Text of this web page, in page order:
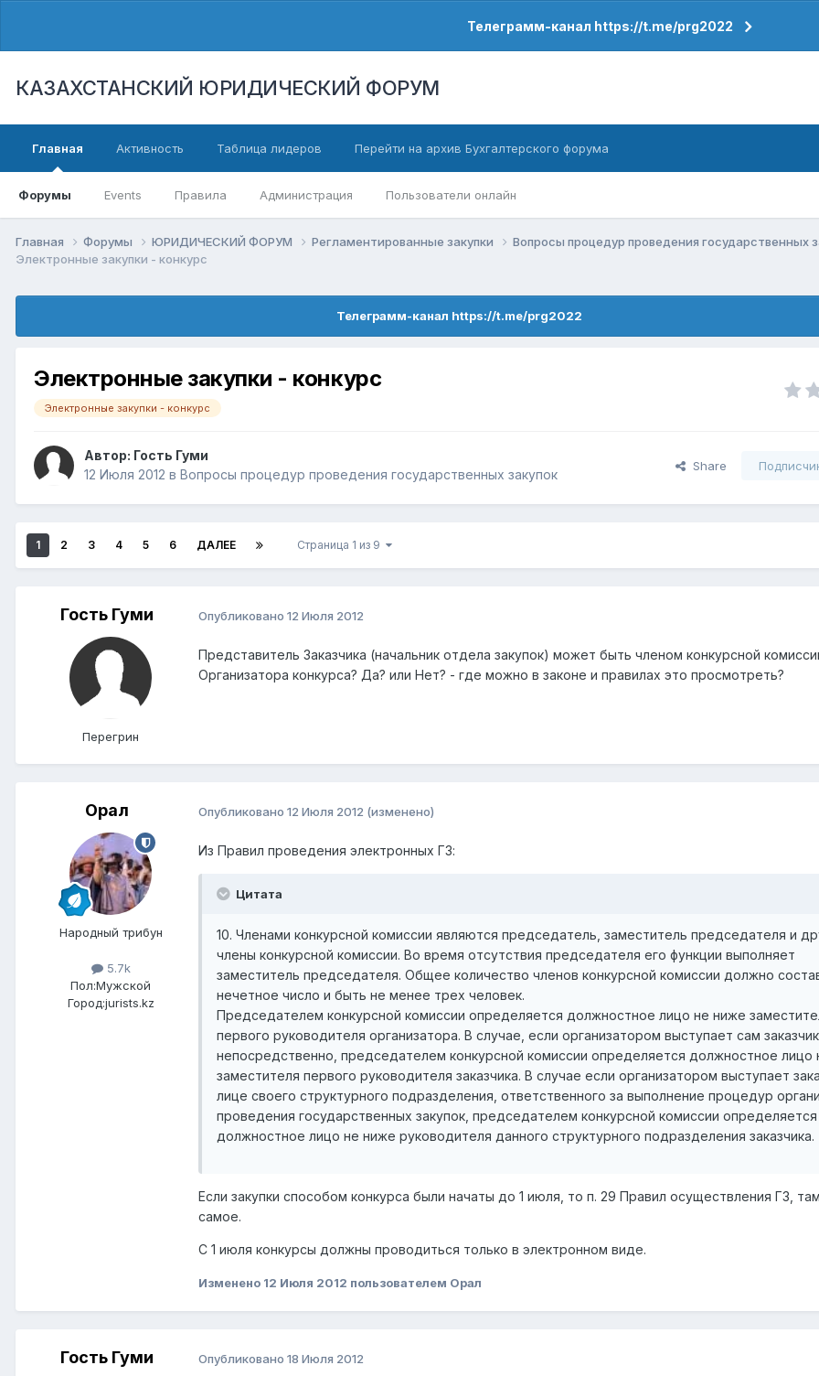
Телеграмм-канал https://t.me/prg2022
КАЗАХСТАНСКИЙ ЮРИДИЧЕСКИЙ ФОРУМ
Главная
Форумы Events Правила Администрация Пользователи онлайн
Активность Таблица лидеров Перейти на архив Бухгалтерского форума
Главная Форумы ЮРИДИЧЕСКИЙ ФОРУМ Регламентированные закупки
Вопросы процедур проведения государственных
Электронные закупки - конкурс
Телеграмм-канал https://t.me/prg2022
Электронные закупки - конкурс
Электронные закупки - конкурс
Автор: Гость Гуми
12 Июля 2012 в Вопросы процедур проведения государственных закупок
Share
1 2 3 4 5 6 ДАЛЕЕ Страница 1 из 9
Гость Гуми
Перегрин
Опубликовано 12 Июля 2012
Представитель Заказчика (начальник отдела закупок) может быть членом конкурсной
Организатора конкурса? Да? или Нет? - где можно в законе и правилах это просмотреть?
Орал
Народный трибун
5.7k
Пол:Мужской
Город:jurists.kz
Опубликовано 12 Июля 2012 (изменено)
Из Правил проведения электронных ГЗ:
Цитата
10. Членами конкурсной комиссии являются председатель, заместитель председателя и
члены конкурсной комиссии. Во время отсутствия председателя его функции выполняет
заместитель председателя. Общее количество членов конкурсной комиссии должно
нечетное число и быть не менее трех человек.
Председателем конкурсной комиссии определяется должностное лицо не ниже
первого руководителя организатора. В случае, если организатором выступает сам заказчик
непосредственно, председателем конкурсной комиссии определяется должностное лицо
заместителя первого руководителя заказчика. В случае если организатором выступает
лице своего структурного подразделения, ответственного за выполнение процедур
проведения государственных закупок, председателем конкурсной комиссии определяется
должностное лицо не ниже руководителя данного структурного подразделения заказчика.
Если закупки способом конкурса были начаты до 1 июля, то п. 29 Правил осуществления ГЗ,
самое.
С 1 июля конкурсы должны проводиться только в электронном виде.
Изменено 12 Июля 2012 пользователем Орал
Гость Гуми Опубликовано 18 Июля 2012